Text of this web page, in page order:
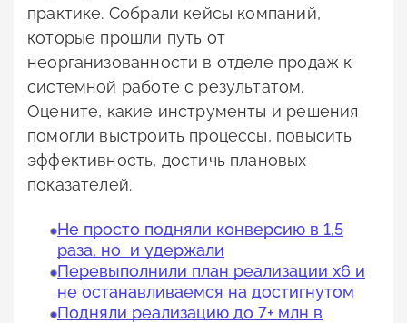
практике. Собрали кейсы компаний,
которые прошли путь от
неорганизованности в отделе продаж к
системной работе с результатом.
Оцените, какие инструменты и решения
помогли выстроить процессы, повысить
эффективность, достичь плановых
показателей.
Не просто подняли конверсию в 1,5
раза, но и удержали
Перевыполнили план реализации х6 и
не останавливаемся на достигнутом
Подняли реализацию до 7+ млн в